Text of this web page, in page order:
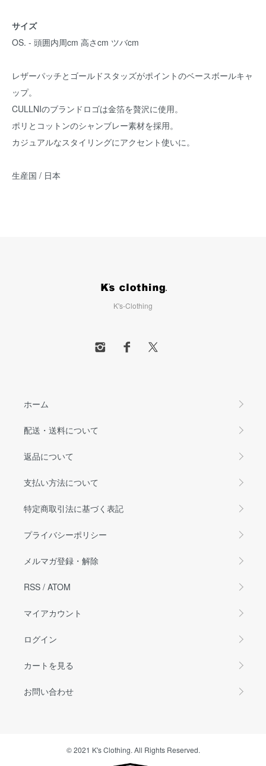
サイズ
OS. - 頭囲内周cm 高さcm ツバcm
レザーパッチとゴールドスタッズがポイントのベースボールキャ
ップ。
CULLNIのブランドロゴは金箔を贅沢に使用。
ポリとコットンのシャンブレー素材を採用。
カジュアルなスタイリングにアクセント使いに。
生産国 / 日本
K's-Clothing
ホーム
配送・送料について
返品について
支払い方法について
特定商取引法に基づく表記
プライバシーポリシー
メルマガ登録・解除
RSS / ATOM
マイアカウント
ログイン
カートを見る
お問い合わせ
© 2021 K's Clothing. All Rights Reserved.